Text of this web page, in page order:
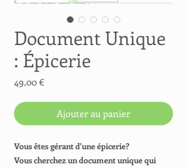
Document Unique
: Épicerie
49,00 €Prix
Ajouter au panier
Vous êtes gérant d'une épicerie?
Vous cherchez un document unique qui